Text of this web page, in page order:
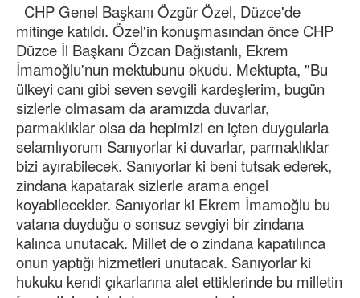
CHP Genel Başkanı Özgür Özel, Düzce'de
mitinge katıldı. Özel'in konuşmasından önce CHP
Düzce İl Başkanı Özcan Dağıstanlı, Ekrem
İmamoğlu'nun mektubunu okudu. Mektupta, "Bu
ülkeyi canı gibi seven sevgili kardeşlerim, bugün
sizlerle olmasam da aramızda duvarlar,
parmaklıklar olsa da hepimizi en içten duygularla
selamlıyorum Sanıyorlar ki duvarlar, parmaklıklar
bizi ayırabilecek. Sanıyorlar ki beni tutsak ederek,
zindana kapatarak sizlerle arama engel
koyabilecekler. Sanıyorlar ki Ekrem İmamoğlu bu
vatana duyduğu o sonsuz sevgiyi bir zindana
kalınca unutacak. Millet de o zindana kapatılınca
onun yaptığı hizmetleri unutacak. Sanıyorlar ki
hukuku kendi çıkarlarına alet ettiklerinde bu milletin